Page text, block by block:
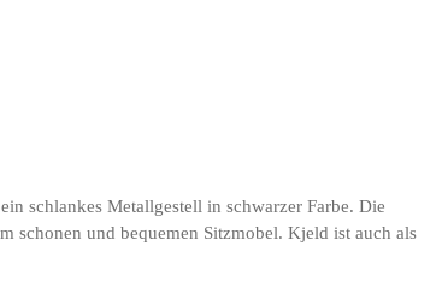
schlankes Metallgestell in schwarzer Farbe. Die
schonen und bequemen Sitzmobel. Kjeld ist auch als